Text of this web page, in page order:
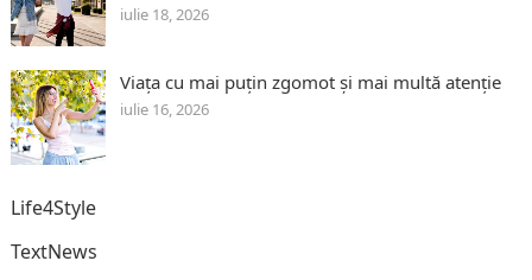
iulie 18, 2026
Viața cu mai puțin zgomot și mai multă atenție
iulie 16, 2026
Life4Style
TextNews